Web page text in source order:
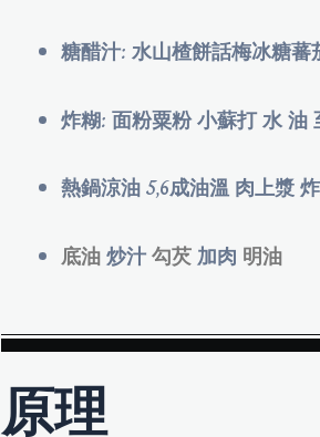
糖醋汁: 水山楂餅話梅冰糖蕃
炸糊: 面粉粟粉 小蘇打 水 油
熱鍋涼油 5,6成油溫 肉上漿
底油 炒汁 勾芡 加肉 明油
原理